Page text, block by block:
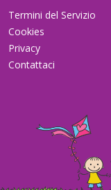
Termini del Servizio
Cookies
Privacy
Contattaci